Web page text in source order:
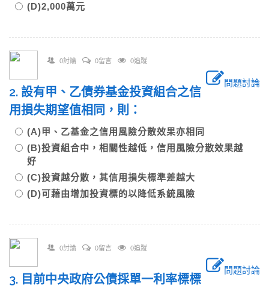
(D)2,000萬元
0討論 0留言 0追蹤
問題討論
2. 設有甲、乙債券基金投資組合之信
用損失期望值相同，則：
(A)甲、乙基金之信用風險分散效果亦相同
(B)投資組合中，相關性越低，信用風險分散效果越
好
(C)投資越分散，其信用損失標準差越大
(D)可藉由增加投資標的以降低系統風險
0討論 0留言 0追蹤
問題討論
3. 目前中央政府公債採單一利率標標